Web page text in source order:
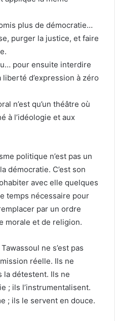
plus de démocratie…
purger la justice, et faire
pour ensuite interdire
d’expression à zéro
n’est qu’un théâtre où
à l’idéologie et aux
politique n’est pas un
démocratie. C’est son
avec elle quelques
temps nécessaire pour
par un ordre
morale et de religion.
ne s’est pas
réelle. Ils ne
la détestent. Ils ne
; ils l’instrumentalisent.
; ils le servent en douce.